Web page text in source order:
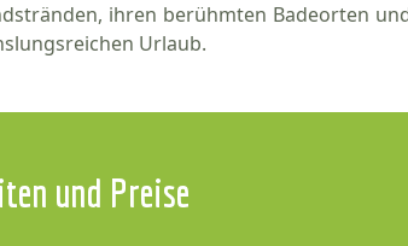
ihren berühmten Badeorten
Urlaub.
und Preise